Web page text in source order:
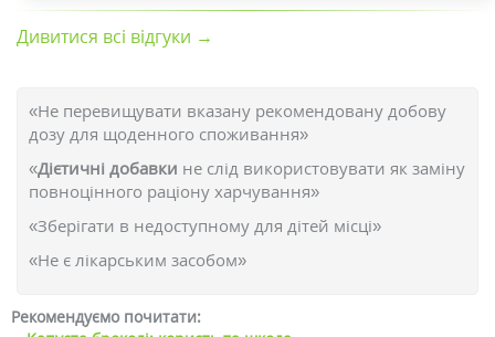
Дивитися всі відгуки →
«Не перевищувати вказану рекомендовану добову
дозу для щоденного споживання»
«Дієтичні добавки не слід використовувати як заміну
повноцінного раціону харчування»
«Зберігати в недоступному для дітей місці»
«Не є лікарським засобом»
Рекомендуємо почитати: